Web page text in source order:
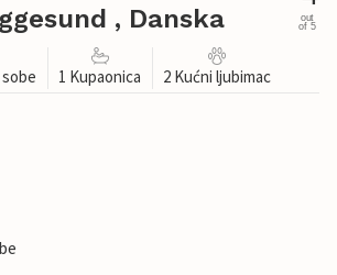
, Danska
out
of 5
1 Kupaonica 2 Kućni ljubimac